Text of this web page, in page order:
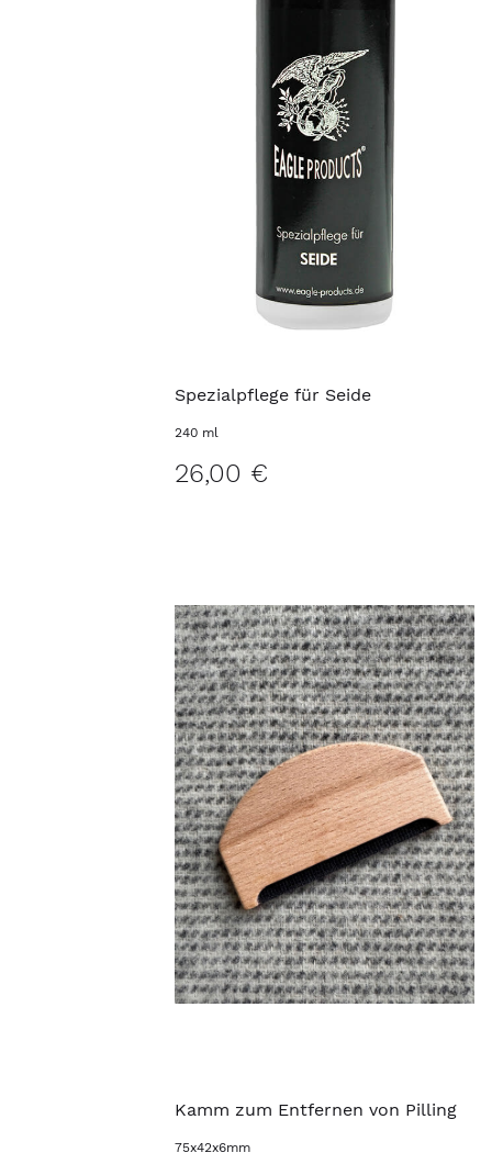
Spezialpflege für Seide
240 ml
26,00 €
Kamm zum Entfernen von Pilling
75x42x6mm